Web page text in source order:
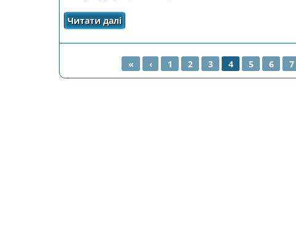
Читати даліпро Механічна робота. Одиниці роботи
СТОРІНКИ
« ‹ 1 2 3 4 5 6 7